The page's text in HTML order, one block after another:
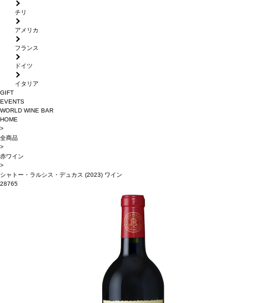
チリ
アメリカ
フランス
ドイツ
イタリア
GIFT
EVENTS
WORLD WINE BAR
HOME
>
全商品
>
赤ワイン
>
シャトー・ラルシス・デュカス (2023) ワイン
28765